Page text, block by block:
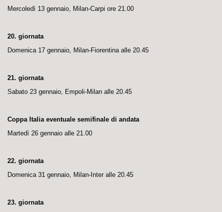
Mercoledì 13 gennaio, Milan-Carpi ore 21.00
20. giornata
Domenica 17 gennaio, Milan-Fiorentina alle 20.45
21. giornata
Sabato 23 gennaio, Empoli-Milan alle 20.45
Coppa Italia eventuale semifinale di andata
Martedì 26 gennaio alle 21.00
22. giornata
Domenica 31 gennaio, Milan-Inter alle 20.45
23. giornata